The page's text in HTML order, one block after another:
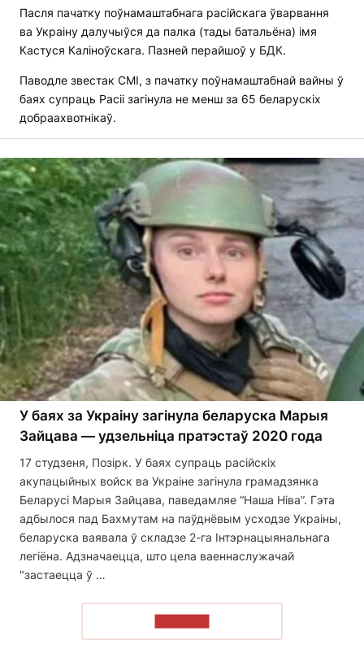
Пасля пачатку поўнамаштабнага расійскага ўварвання
ва Украіну далучыўся да палка (тады батальёна) імя
Кастуся Каліноўскага. Пазней перайшоў у БДК.
Паводле звестак СМІ, з пачатку поўнамаштабнай вайны ў
баях супраць Расіі загінула не менш за 65 беларускіх
добраахвотнікаў.
У баях за Украіну загінула беларуска Марыя
Зайцава — удзельніца пратэстаў 2020 года
17 студзеня, Позірк. У баях супраць расійскіх
акупацыйных войск ва Украіне загінула грамадзянка
Беларусі Марыя Зайцава, паведамляе “Наша Ніва”. Гэта
адбылося пад Бахмутам на паўднёвым усходзе Украіны,
беларуска ваявала ў складзе 2-га Інтэрнацыянальнага
легіёна. Адзначаецца, што цела ваеннаслужачай
"застаецца ў …